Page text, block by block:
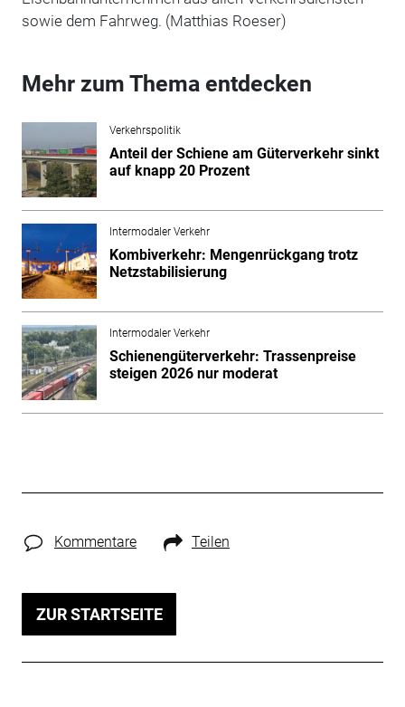
sowie dem Fahrweg. (Matthias Roeser)
Mehr zum Thema entdecken
Verkehrspolitik
Anteil der Schiene am Güterverkehr sinkt
auf knapp 20 Prozent
Intermodaler Verkehr
Kombiverkehr: Mengenrückgang trotz
Netzstabilisierung
Intermodaler Verkehr
Schienengüterverkehr: Trassenpreise
steigen 2026 nur moderat
Kommentare Teilen
ZUR STARTSEITE